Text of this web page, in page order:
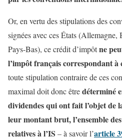
Or, en vertu des stipulations des
signées avec ces États
Pays-Bas), ce crédit d’impôtne
l’impôt français correspondant à
toute stipulation contraire de ces
maximal doit donc êtredéterminé
dividendes qui ont fait l’objet de
leur montant brut, l’ensemble
relatives à l’IS – à savoir l’article